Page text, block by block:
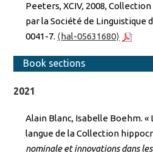
Peeters, XCIV, 2008,
par la Société de Linguistique
0041-7. ⟨hal-05631680⟩
Book sections
2021
Alain Blanc, Isabelle Boehm. «
langue de la Collection
nominale et innovations dans